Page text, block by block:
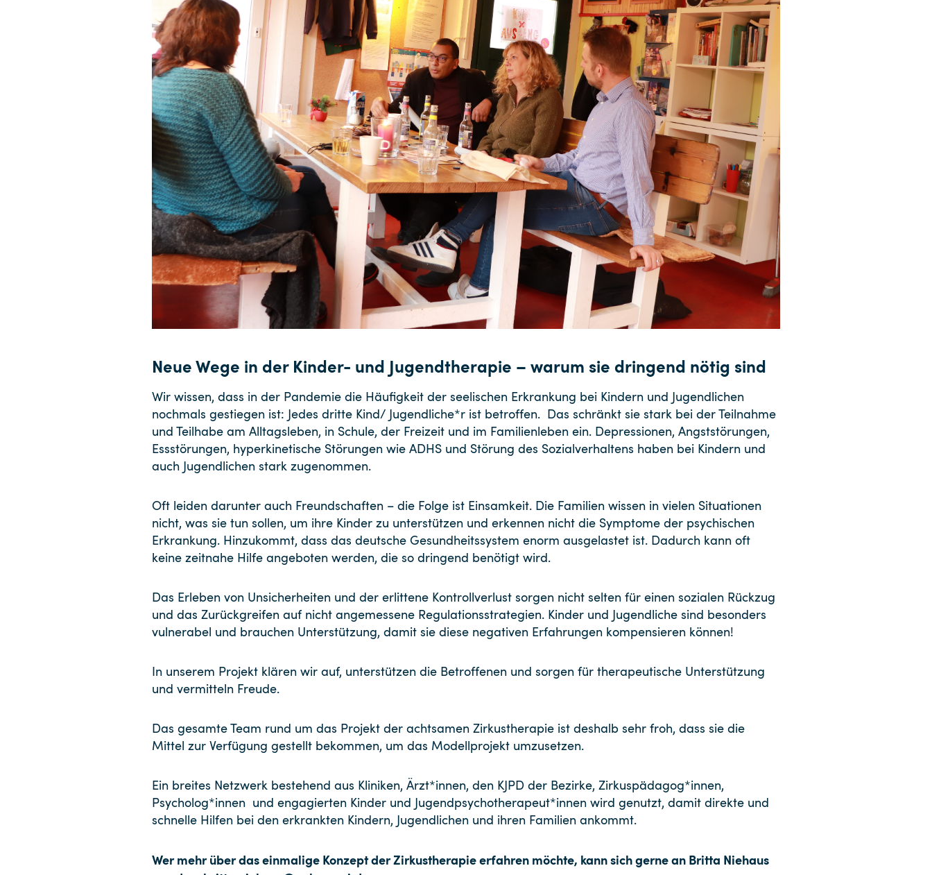
Neue Wege in der Kinder- und Jugendtherapie – warum sie dringend nötig sind
Wir wissen, dass in der Pandemie die Häufigkeit der seelischen Erkrankung bei Kindern und Jugendlichen
nochmals gestiegen ist: Jedes dritte Kind/ Jugendliche*r ist betroffen. Das schränkt sie stark bei der Teilnahme
und Teilhabe am Alltagsleben, in Schule, der Freizeit und im Familienleben ein. Depressionen, Angststörungen,
Essstörungen, hyperkinetische Störungen wie ADHS und Störung des Sozialverhaltens haben bei Kindern und
auch Jugendlichen stark zugenommen.
Oft leiden darunter auch Freundschaften – die Folge ist Einsamkeit. Die Familien wissen in vielen Situationen
nicht, was sie tun sollen, um ihre Kinder zu unterstützen und erkennen nicht die Symptome der psychischen
Erkrankung. Hinzukommt, dass das deutsche Gesundheitssystem enorm ausgelastet ist. Dadurch kann oft
keine zeitnahe Hilfe angeboten werden, die so dringend benötigt wird.
Das Erleben von Unsicherheiten und der erlittene Kontrollverlust sorgen nicht selten für einen sozialen Rückzug
und das Zurückgreifen auf nicht angemessene Regulationsstrategien. Kinder und Jugendliche sind besonders
vulnerabel und brauchen Unterstützung, damit sie diese negativen Erfahrungen kompensieren können!
In unserem Projekt klären wir auf, unterstützen die Betroffenen und sorgen für therapeutische Unterstützung
und vermitteln Freude.
Das gesamte Team rund um das Projekt der achtsamen Zirkustherapie ist deshalb sehr froh, dass sie die
Mittel zur Verfügung gestellt bekommen, um das Modellprojekt umzusetzen.
Ein breites Netzwerk bestehend aus Kliniken, Ärzt*innen, den KJPD der Bezirke, Zirkuspädagog*innen,
Psycholog*innen und engagierten Kinder und Jugendpsychotherapeut*innen wird genutzt, damit direkte und
schnelle Hilfen bei den erkrankten Kindern, Jugendlichen und ihren Familien ankommt.
Wer mehr über das einmalige Konzept der Zirkustherapie erfahren möchte, kann sich gerne an Britta Niehaus